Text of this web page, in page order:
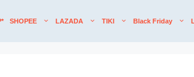
SHOPEE LAZADA TIKI Black Friday